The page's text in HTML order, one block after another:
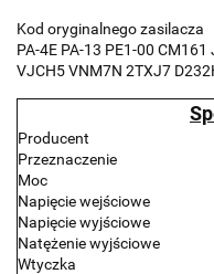
Kod oryginalnego zasilacza
PA-4E PA-13 PE1-00
VJCH5 VNM7N 2TXJ7
Producent
Przeznaczenie
Moc
Napięcie wejściowe
Napięcie wyjściowe
Natężenie wyjściowe
Wtyczka